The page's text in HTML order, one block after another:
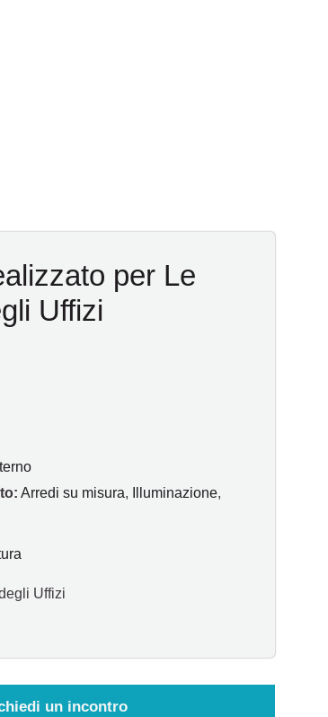
per Le
Uffizi
Arredi su misura, Illuminazione,
Uffizi
un incontro